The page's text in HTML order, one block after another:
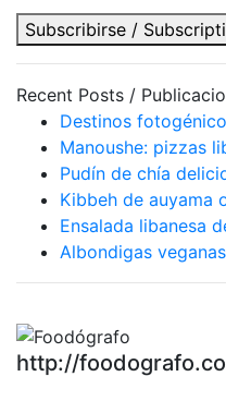
Subscribirse /
Recent Posts /
Destinos
Manoushe: pizzas
Pudín de chía
Kibbeh de auyama
Ensalada libanesa
Albondigas
http://